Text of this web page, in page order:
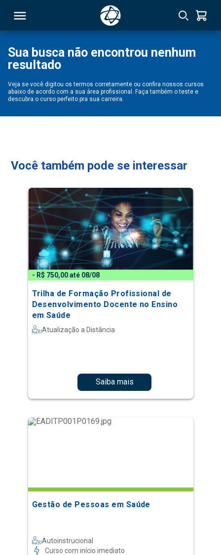
Sua busca não encontrou nenhum
resultado
Veja se você digitou os termos corretamente ou confira nossos cursos
abaixo de acordo com a sua área profissional. Faça também o teste e
descubra o curso perfeito pra sua carreira.
Você também pode se interessar
- R$ 750,00 até 08/08
Trilha de Formação Profissional de
Desenvolvimento Docente no Ensino
em Saúde
Atualização a Distância
Saiba mais
Gestão de Pessoas em Saúde
Autoinstrucional
Curso com início imediato